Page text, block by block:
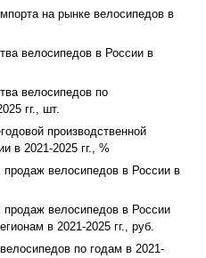
на рынке велосипедов в
велосипедов в России в
велосипедов по
гг., шт.
производственной
в 2021-2025 гг., %
велосипедов в России в
велосипедов в России
в 2021-2025 гг., руб.
по годам в 2021-